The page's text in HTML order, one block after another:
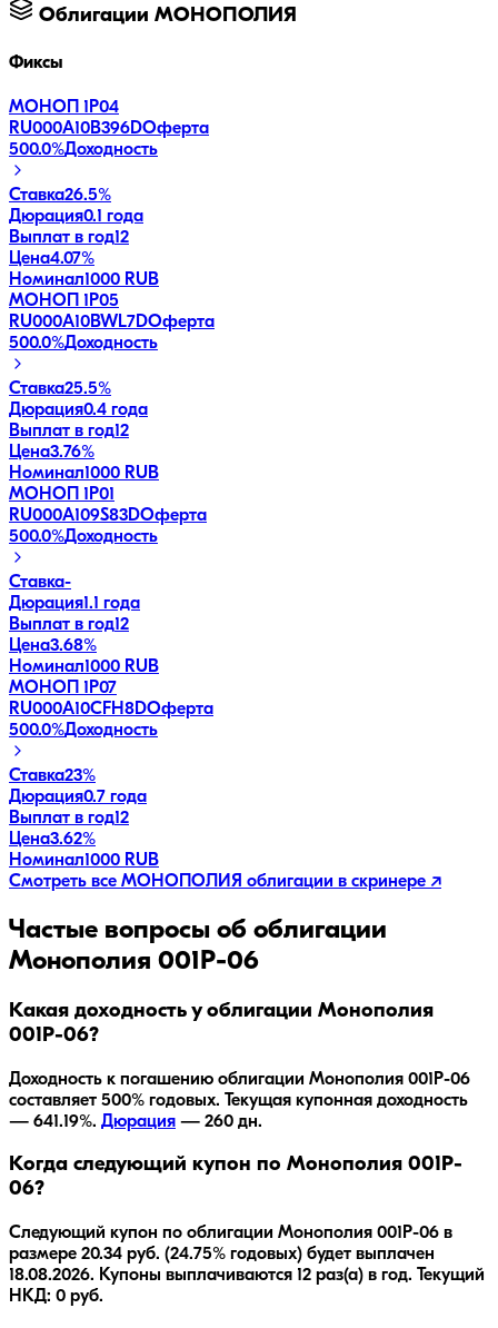
Облигации МОНОПОЛИЯ
Фиксы
МОНОП 1P04
RU000A10B396DОферта
500.0%Доходность
Ставка26.5%
Дюрация0.1 года
Выплат в год12
Цена4.07%
Номинал1000 RUB
МОНОП 1P05
RU000A10BWL7DОферта
500.0%Доходность
Ставка25.5%
Дюрация0.4 года
Выплат в год12
Цена3.76%
Номинал1000 RUB
МОНОП 1P01
RU000A109S83DОферта
500.0%Доходность
Ставка-
Дюрация1.1 года
Выплат в год12
Цена3.68%
Номинал1000 RUB
МОНОП 1P07
RU000A10CFH8DОферта
500.0%Доходность
Ставка23%
Дюрация0.7 года
Выплат в год12
Цена3.62%
Номинал1000 RUB
Смотреть все МОНОПОЛИЯ облигации в скринере ↗
Частые вопросы об облигации
Монополия 001P-06
Какая доходность у облигации Монополия
001P-06?
Доходность к погашению облигации Монополия 001P-06
составляет 500% годовых. Текущая купонная доходность
— 641.19%. Дюрация — 260 дн.
Когда следующий купон по Монополия 001P-
06?
Следующий купон по облигации Монополия 001P-06 в
размере 20.34 руб. (24.75% годовых) будет выплачен
18.08.2026. Купоны выплачиваются 12 раз(а) в год. Текущий
НКД: 0 руб.